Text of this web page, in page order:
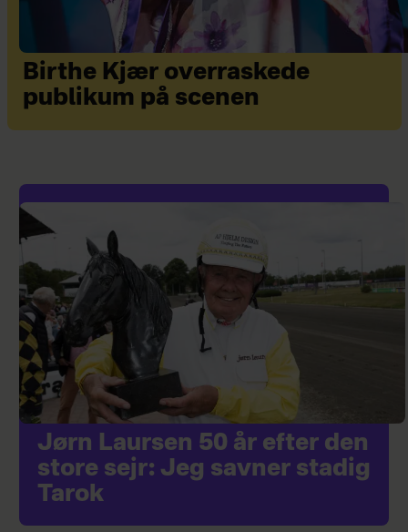
Birthe Kjær overraskede
publikum på scenen
Jørn Laursen 50 år efter den
store sejr: Jeg savner stadig
Tarok